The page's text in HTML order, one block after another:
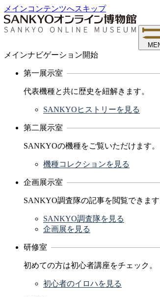
メインコンテンツへスキップ
メインナビゲーション開始
第一展示室
代表機種と共に歴史を紐解きます。
SANKYOヒストリーを見る
第二展示室
SANKYOの機種をご覧いただけます。
機種コレクションを見る
企画展示室
SANKYO調査隊の記事を閲覧できます
SANKYO調査隊を見る
企画展を見る
研修室
初めての方は初心者講座をチェック。
初心者のイロハを見る